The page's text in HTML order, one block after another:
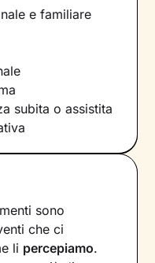
e familiare
subita o assistita
sono
che ci
li percepiamo.